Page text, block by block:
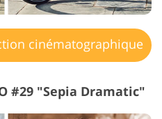
cinématographique
#29 "Sepia Dramatic"